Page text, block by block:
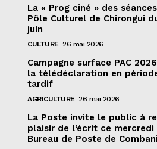
La « Prog ciné » des
Pôle Culturel de Chirongui
juin
CULTURE 26 mai 2026
Campagne surface PAC
la télédéclaration en
tardif
AGRICULTURE 26 mai 2026
La Poste invite le public à
plaisir de l’écrit ce mercredi
Bureau de Poste de Combani